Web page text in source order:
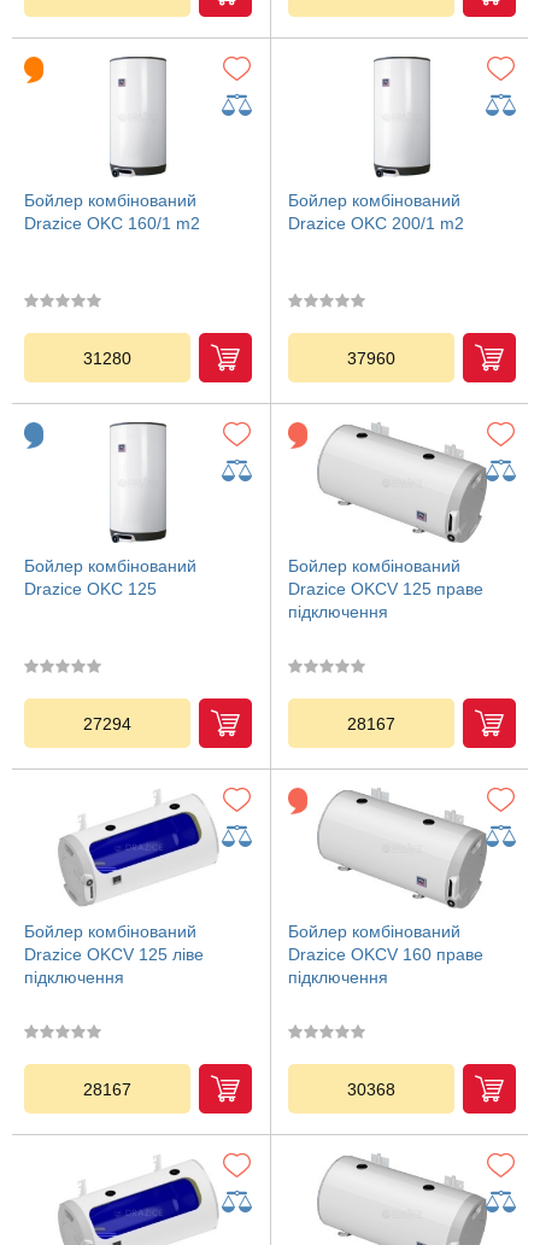
Бойлер комбінований
Drazice OKC 160/1 m2
31280
Бойлер комбінований
Drazice OKC 200/1 m2
37960
Бойлер комбінований
Drazice OKC 125
27294
Бойлер комбінований
Drazice OKCV 125 праве
підключення
28167
Бойлер комбінований
Drazice OKCV 125 ліве
підключення
28167
Бойлер комбінований
Drazice OKCV 160 праве
підключення
30368